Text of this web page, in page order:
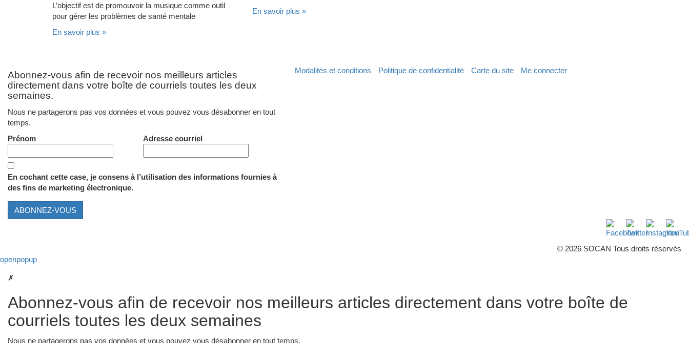
L’objectif est de promouvoir la musique comme outil
pour gérer les problèmes de santé mentale
En savoir plus »
En savoir plus »
Abonnez-vous afin de recevoir nos meilleurs articles
directement dans votre boîte de courriels toutes les deux
semaines.
Nous ne partagerons pas vos données et vous pouvez vous désabonner en tout
temps.
Prénom
Adresse courriel
En cochant cette case, je consens à l’utilisation des informations fournies à
des fins de marketing électronique.
ABONNEZ-VOUS
Modalités et conditions Politique de confidentialité Carte du site Me connecter
© 2026 SOCAN Tous droits réservés
openpopup
✗
Abonnez-vous afin de recevoir nos meilleurs articles directement dans votre boîte de
courriels toutes les deux semaines
Nous ne partagerons pas vos données et vous pouvez vous désabonner en tout temps.